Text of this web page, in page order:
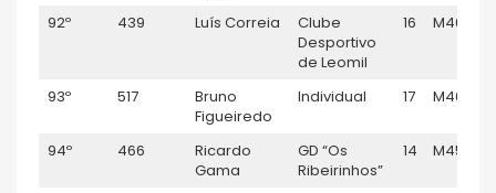
92º 439 Luís Correia
Clube
Desportivo
de Leomil
16 M40
93º 517
Bruno
Figueiredo
Individual 17 M40
94º 466
Ricardo
Gama
GD “Os
Ribeirinhos”
14 M45